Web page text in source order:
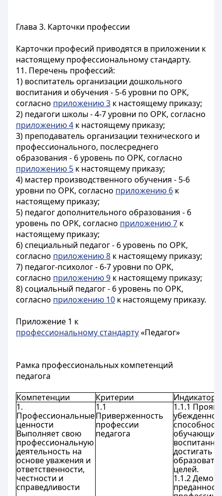
Глава 3. Карточки профессии
Карточки професий приводятся в приложении к
настоящему профессиональному стандарту.
11. Перечень профессий:
1) воспитатель организации дошкольного
воспитания и обучения - 5-6 уровни по ОРК,
согласно приложению 3 к настоящему приказу;
2) педагоги школы - 4-7 уровни по ОРК, согласно
приложению 4 к настоящему приказу;
3) преподаватель организации технического и
профессионального, послесреднего
образования - 6 уровень по ОРК, согласно
приложению 5 к настоящему приказу;
4) мастер производственного обучения - 5-6
уровни по ОРК, согласно приложению 6 к
настоящему приказу;
5) педагог дополнительного образования - 6
уровень по ОРК, согласно приложению 7 к
настоящему приказу;
6) специальный педагог - 6 уровень по ОРК,
согласно приложению 8 к настоящему приказу;
7) педагог-психолог - 6-7 уровни по ОРК,
согласно приложению 9 к настоящему приказу;
8) социальный педагог - 6 уровень по ОРК,
согласно приложению 10 к настоящему приказу.
Приложение 1 к
профессиональному стандарту«Педагог»
Рамка профессиональных компетенций
педагога
Компетенции
Критерии
Индикаторы
1.
Профессиональные
ценности
Выполняет свою
профессиональную
деятельность на
основе уважения и
ответственности,
честности и
справедливости
1.1
Приверженность
профессии
педагога
1.1.1
достигать
целей.
1.1.2